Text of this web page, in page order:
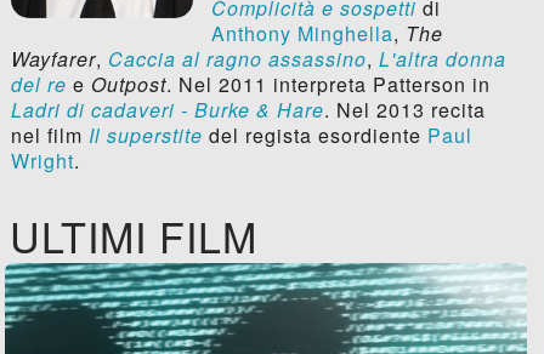
Complicità e sospetti di
Anthony Minghella, The
Wayfarer, Caccia al ragno assassino, L'altra donna
del re e Outpost. Nel 2011 interpreta Patterson in
Ladri di cadaveri - Burke & Hare. Nel 2013 recita
nel film Il superstite del regista esordiente Paul
Wright.
ULTIMI FILM